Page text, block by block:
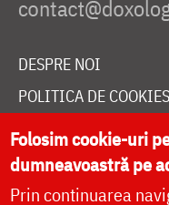
DESPRE NOI
POLITICA DE COOKIES
DONEAZĂ ONLINE
LIVE
Folosim cookie-uri
dumneavoastră pe
Prin continuarea